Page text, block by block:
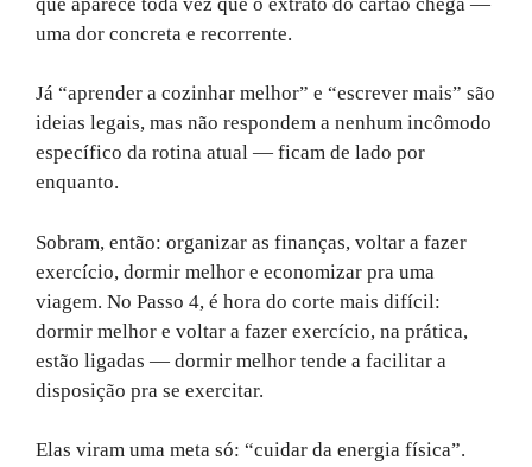
uma dor concreta e recorrente.
Já “aprender a cozinhar melhor” e “escrever mais” são
ideias legais, mas não respondem a nenhum incômodo
específico da rotina atual — ficam de lado por
enquanto.
Sobram, então: organizar as finanças, voltar a fazer
exercício, dormir melhor e economizar pra uma
viagem. No Passo 4, é hora do corte mais difícil:
dormir melhor e voltar a fazer exercício, na prática,
estão ligadas — dormir melhor tende a facilitar a
disposição pra se exercitar.
Elas viram uma meta só: “cuidar da energia física”.